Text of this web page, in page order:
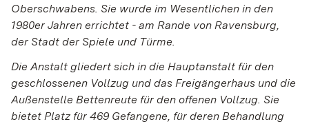
Oberschwabens. Sie wurde im Wesentlichen in den
1980er Jahren errichtet - am Rande von Ravensburg,
der Stadt der Spiele und Türme.
Die Anstalt gliedert sich in die Hauptanstalt für den
geschlossenen Vollzug und das Freigängerhaus und die
Außenstelle Bettenreute für den offenen Vollzug. Sie
bietet Platz für 469 Gefangene, für deren Behandlung